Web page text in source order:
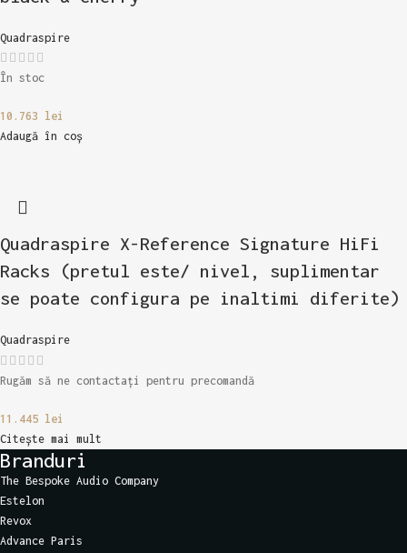
Quadraspire
În stoc
10.763 lei
Adaugă în coș
Quadraspire X-Reference Signature HiFi
Racks (pretul este/ nivel, suplimentar
se poate configura pe inaltimi diferite)
Quadraspire
Rugăm să ne contactați pentru precomandă
11.445 lei
Citește mai mult
Branduri
The Bespoke Audio Company
Estelon
Revox
Advance Paris